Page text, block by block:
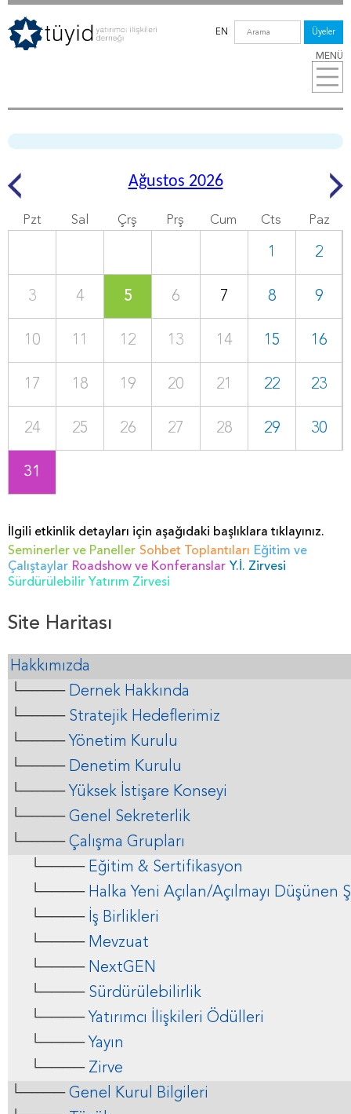
MENÜ
EN Üyeler
Ağustos 2026
Pzt Sal Çrş Prş Cum Cts Paz
1 2
3 4 5 6 7 8 9
10 11 12 13 14 15 16
17 18 19 20 21 22 23
24 25 26 27 28 29 30
31
İlgili etkinlik detayları için aşağıdaki başlıklara tıklayınız.
Seminerler ve Paneller Sohbet Toplantıları Eğitim ve
Çalıştaylar Roadshow ve Konferanslar Y.İ. Zirvesi
Sürdürülebilir Yatırım Zirvesi
Site Haritası
Hakkımızda
└──── Dernek Hakkında
└──── Stratejik Hedeflerimiz
└──── Yönetim Kurulu
└──── Denetim Kurulu
└──── Yüksek İstişare Konseyi
└──── Genel Sekreterlik
└──── Çalışma Grupları
└──── Eğitim & Sertifikasyon
└──── Halka Yeni Açılan/Açılmayı Düşünen
└──── İş Birlikleri
└──── Mevzuat
└──── NextGEN
└──── Sürdürülebilirlik
└──── Yatırımcı İlişkileri Ödülleri
└──── Yayın
└──── Zirve
└──── Genel Kurul Bilgileri